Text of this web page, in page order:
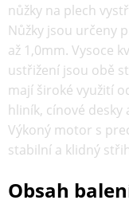
nůžky na plech
Nůžky jsou určeny
až 1,0mm. Vysoce
ustřižení jsou obě
mají široké využití
hliník, cínové desky
Výkoný motor s
stabilní a klidný
Obsah